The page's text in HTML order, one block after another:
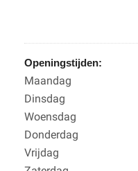
Openingstijden:
Maandag
Dinsdag
Woensdag
Donderdag
Vrijdag